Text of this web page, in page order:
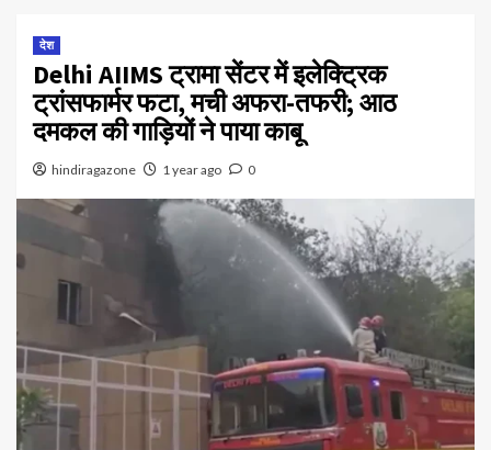
देश
Delhi AIIMS ट्रामा सेंटर में इलेक्ट्रिक
ट्रांसफार्मर फटा, मची अफरा-तफरी; आठ
दमकल की गाड़ियों ने पाया काबू
hindiragazone 1 year ago 0